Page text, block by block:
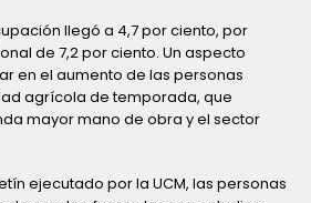
llegó a 4,7 por ciento, por
de 7,2 por ciento. Un aspecto
en el aumento de las personas
agrícola de temporada, que
mayor mano de obra y el sector
ejecutado por la UCM, las personas